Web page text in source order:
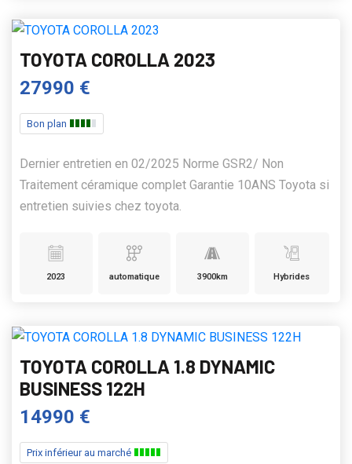
TOYOTA COROLLA 2023
27990 €
Bon plan
Dernier entretien en 02/2025 Norme GSR2/ Non
Traitement céramique complet Garantie 10ANS Toyota si
entretien suivies chez toyota.
2023 automatique 3900km Hybrides
TOYOTA COROLLA 1.8 DYNAMIC
BUSINESS 122H
14990 €
Prix inférieur au marché